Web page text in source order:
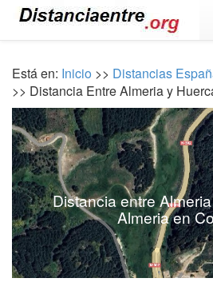
Está en: Inicio >> Distancias
>> Distancia Entre Almeria y
Distancia entre
Almeria en